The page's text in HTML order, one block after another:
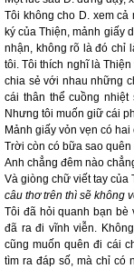
Tôi không cho D. xem cả
ký của Thiện, mảnh giấy
nhận, không rõ là đó chỉ
tôi. Tôi thích nghĩ là
chia sẻ với nhau những
cái thân thể cuồng
Nhưng tôi muốn giữ cái
Mảnh giấy vỏn vẹn có hai
Trời còn có bữa sao quên
Anh chẳng đêm nào
Và giòng chữ viết tay của
câu thơ trên thì sẽ không
Tôi đã hỏi quanh bạn bè
đã ra đi vĩnh viễn.
cũng muốn quên đi cái
tìm ra đáp số, mà chỉ có